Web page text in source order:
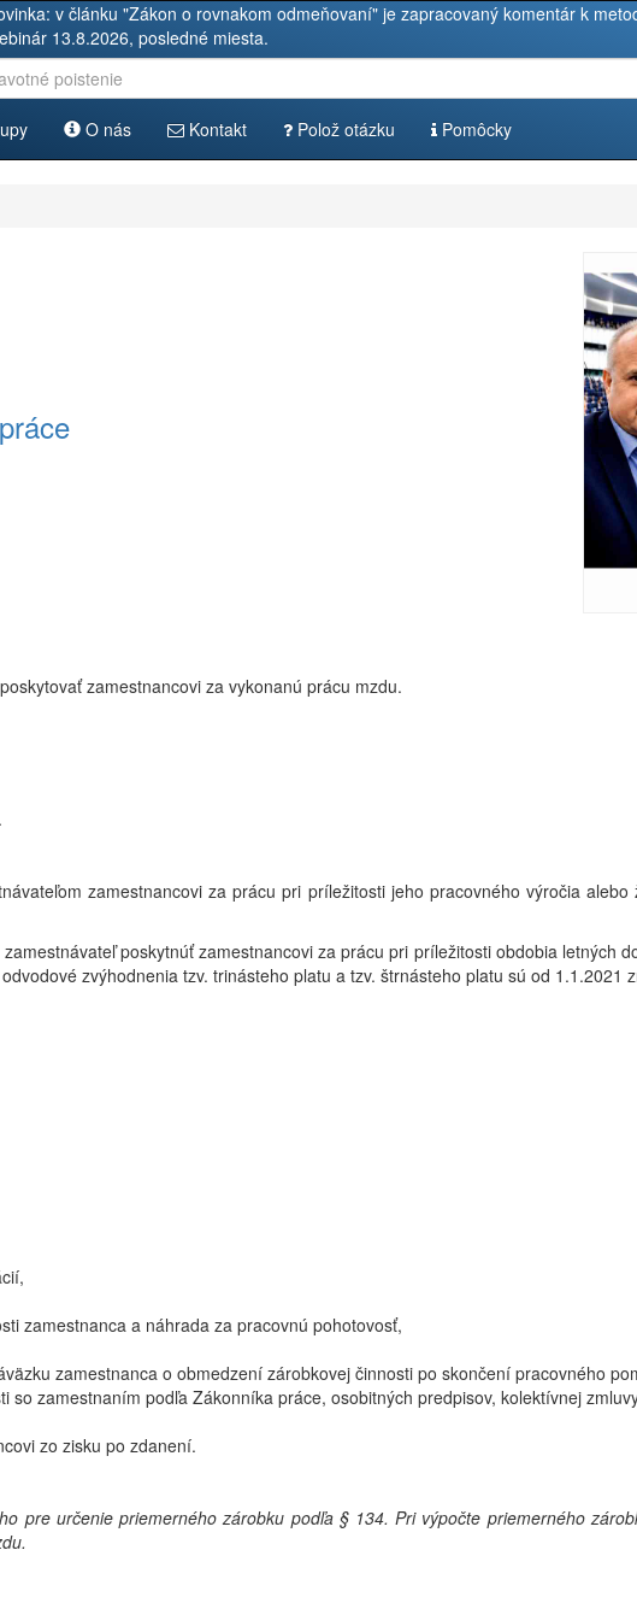
v článku "Zákon o rovnakom odmeňovaní" je zapracovaný komentár k
13.8.2026, posledné miesta.
O nás Kontakt Polož otázku Pomôcky
zamestnancovi za vykonanú prácu mzdu.
zamestnancovi za prácu pri príležitosti jeho pracovného výročia
poskytnúť zamestnancovi za prácu pri príležitosti obdobia letných
zvýhodnenia tzv. trinásteho platu a tzv. štrnásteho platu sú od 1.1.2021
zamestnanca a náhrada za pracovnú pohotovosť,
zamestnanca o obmedzení zárobkovej činnosti po skončení pracovného
so zamestnaním podľa Zákonníka práce, osobitných predpisov, kolektívnej
zo zisku po zdanení.
pre určenie priemerného zárobku podľa § 134. Pri výpočte priemerného